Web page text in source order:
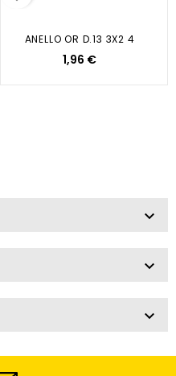
ANELLO OR D.13 3X2 4
1,96 €


